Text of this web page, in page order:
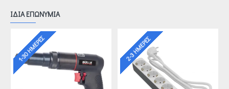
ΙΔΙΑ ΕΠΩΝΥΜΙΑ
1-30 ΗΜΈΡΕΣ 2-3 ΗΜΈΡΕΣ